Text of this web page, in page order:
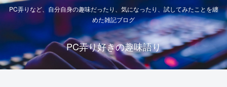
PC弄りなど、自分自身の趣味だったり、気になったり、試してみたことを纏
めた雑記ブログ
PC弄り好きの趣味語り